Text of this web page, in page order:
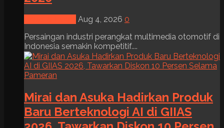
Aug 4, 2026 0
Persaingan industri perangkat multimedia otomotif di
Indonesia semakin kompetitif....
Mirai dan Asuka Hadirkan Produk
Baru Berteknologi AI di GIIAS